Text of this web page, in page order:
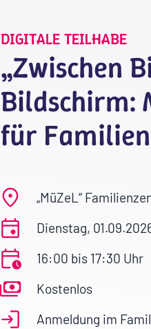
DIGITALE TEILHABE
„Zwischen
Bildschirm:
für
„MüZeL“
Dienstag,
16:00 bis 17:30 Uhr
Kostenlos
Anmeldung im